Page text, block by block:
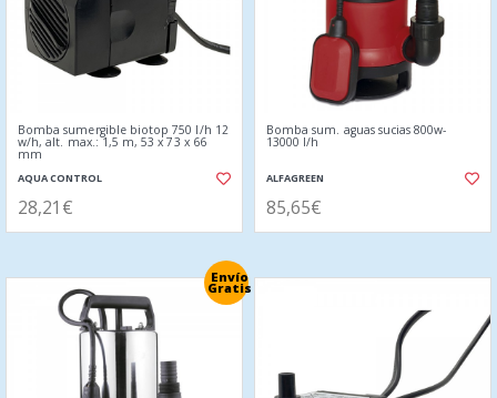
Bomba sumergible biotop 750 l/h 12
w/h, alt. max.: 1,5 m, 53 x 73 x 66
mm
AQUA CONTROL
28,21€
Bomba sum. aguas sucias 800w-
13000 l/h
ALFAGREEN
85,65€
Envío
Gratis